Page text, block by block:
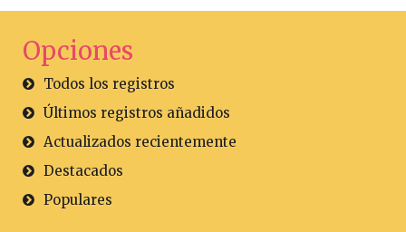
Opciones
Todos los registros
Últimos registros añadidos
Actualizados recientemente
Destacados
Populares